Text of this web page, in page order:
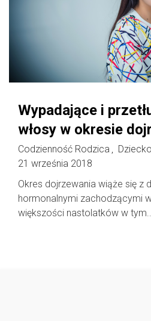
Wypadające i
włosy w okresie
Codzienność Rodzica Dziecko
21 września 2018
Okres dojrzewania wiąże się z
hormonalnymi zachodzącymi
większości nastolatków w tym...